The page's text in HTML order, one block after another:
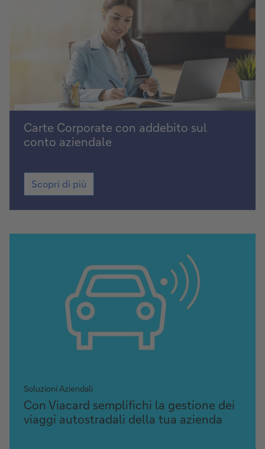
Scopri
di
più
Carte Corporate con addebito sul
conto aziendale
Scopri
di
più
Scopri di più
Soluzioni Aziendali
Scopri
di
più
Con Viacard semplifichi la gestione dei
viaggi autostradali della tua azienda